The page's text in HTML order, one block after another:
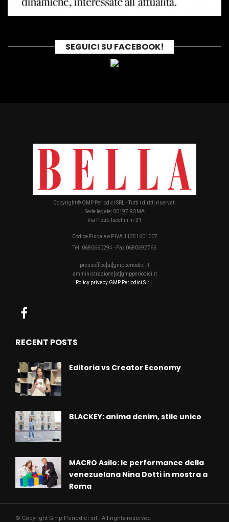
SEGUICI SU FACEBOOK!
Copyright © GMP Periodici SRL - Tutti i diritti riservati
Sede legale: 00197 ROMA
Via Pietro Tacchini n.31
Codice Fiscale e P.IVA 11351601007
Tel. 0680660294 - Fax 0680692766
pressoffice[at]gmpperiodici.it
amministrazione[at]gmpperiodici.it
Policy privacy GMP Periodici S.r.l.
RECENT POSTS
Editoria vs Creator Economy
BLACKEY: anima denim, stile unico
MACRO Asilo: le performance della
venezuelana Nina Dotti in mostra a
Roma
© Copyright Gmp Periodici srl - All rights reserved